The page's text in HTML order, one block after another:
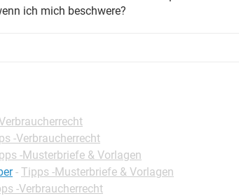
ich mich beschwere?
-Verbraucherrecht
-Musterbriefe & Vorlagen
- Tipps -Musterbriefe & Vorlagen
-Verbraucherrecht